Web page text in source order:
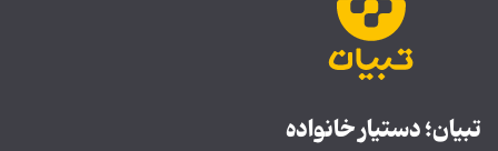
تبیان؛ دستیار خانواده